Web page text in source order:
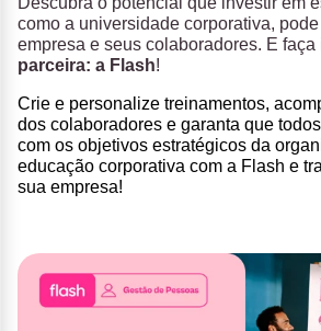
como a universidade corporativa,
empresa e seus colaboradores. E faça
parceira: a Flash!
Crie e personalize treinamentos,
dos colaboradores e garanta que
com os objetivos estratégicos da
educação corporativa com a Flash e
sua empresa!